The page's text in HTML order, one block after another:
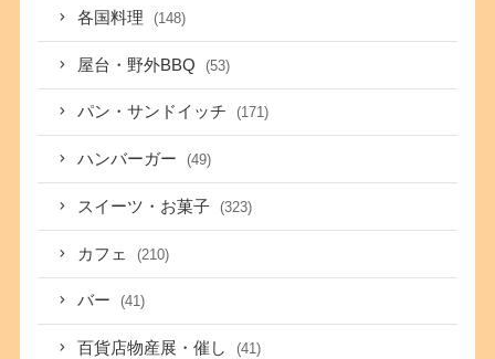
各国料理 (148)
屋台・野外BBQ (53)
パン・サンドイッチ (171)
ハンバーガー (49)
スイーツ・お菓子 (323)
カフェ (210)
バー (41)
百貨店物産展・催し (41)